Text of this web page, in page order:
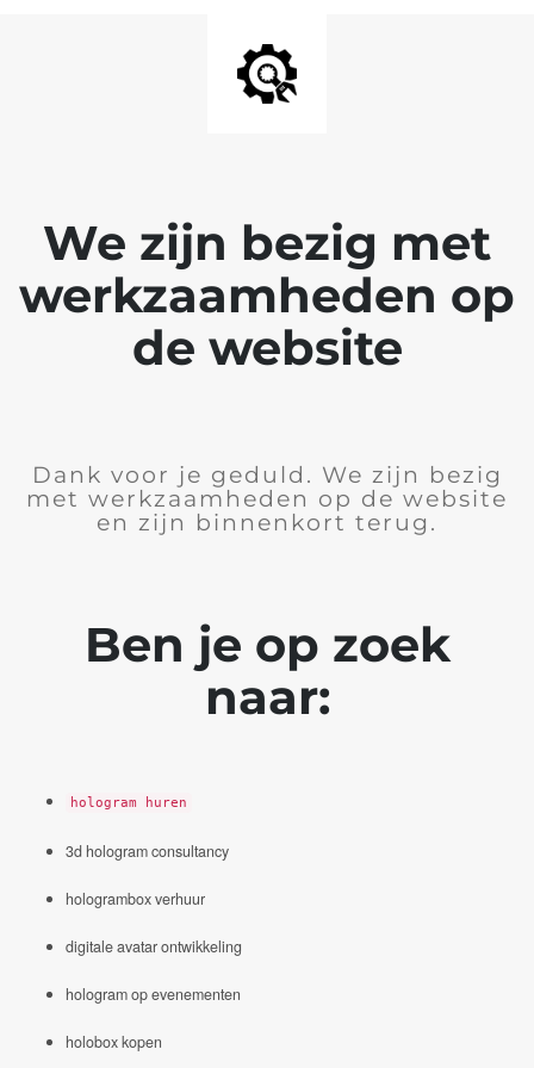
We zijn bezig met
werkzaamheden op
de website
Dank voor je geduld. We zijn bezig
met werkzaamheden op de website
en zijn binnenkort terug.
Ben je op zoek
naar:
hologram huren
3d hologram consultancy
hologrambox verhuur
digitale avatar ontwikkeling
hologram op evenementen
holobox kopen